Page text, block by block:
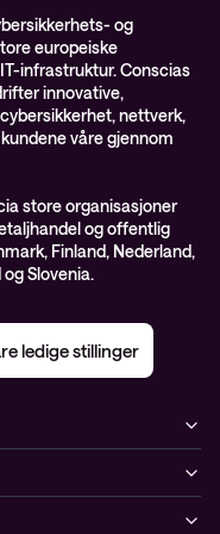
og
europeiske
infrastruktur. Conscias
innovative,
nettverk,
våre gjennom
store organisasjoner
og offentlig
Finland, Nederland,
og Slovenia.
ledige stillinger